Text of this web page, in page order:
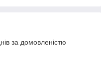
за домовленістю